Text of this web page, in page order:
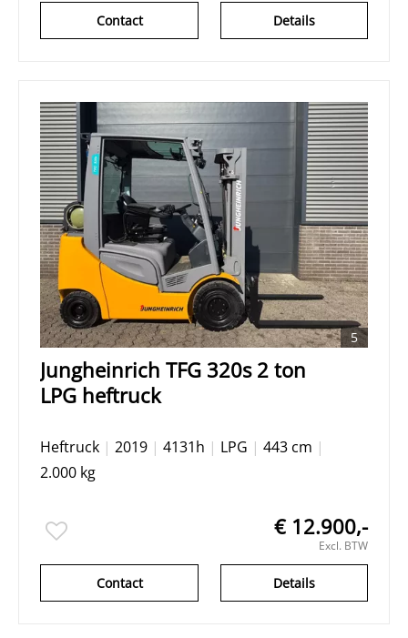
Details
Contact
5
Jungheinrich TFG 320s 2 ton
LPG heftruck
Heftruck | 2019 | 4131h | LPG | 443 cm |
2.000 kg
€ 12.900,-
Excl. BTW
Details
Contact